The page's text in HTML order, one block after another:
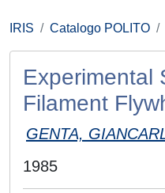
IRIS Catalogo POLITO
Experimental
Filament
GENTA,
1985